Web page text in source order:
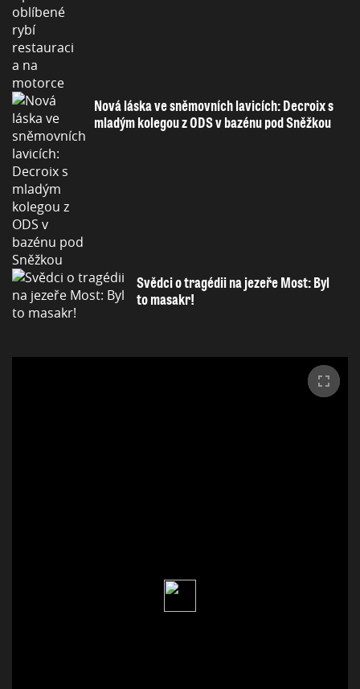
Nová láska ve sněmovních lavicích: Decroix s
mladým kolegou z ODS v bazénu pod Sněžkou
Svědci o tragédii na jezeře Most: Byl
to masakr!